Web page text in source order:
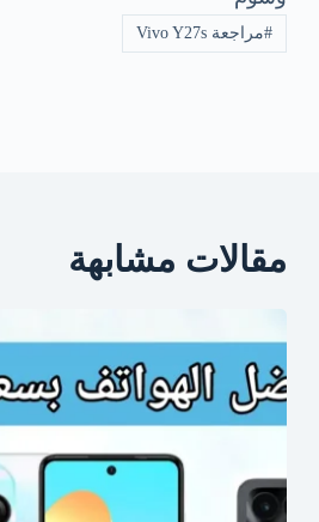
#مراجعة Vivo Y27s
مقالات مشابهة